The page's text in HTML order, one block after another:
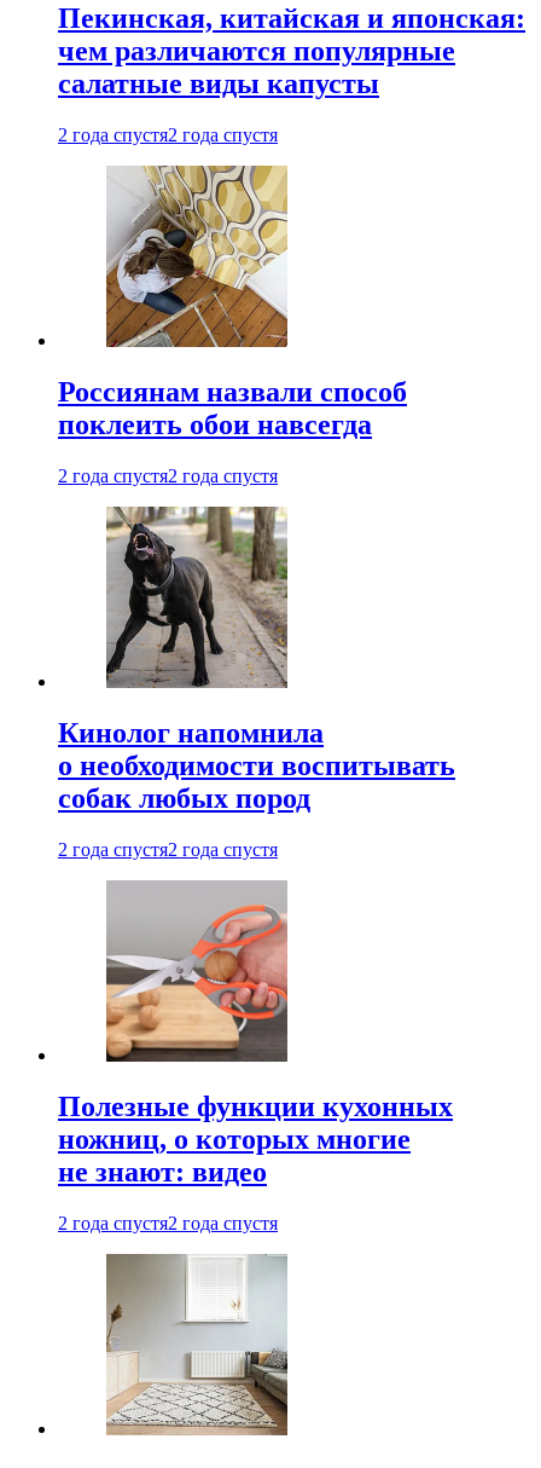
Пекинская, китайская и японская:
чем различаются популярные
салатные виды капусты
2 года спустя2 года спустя
Россиянам назвали способ
поклеить обои навсегда
2 года спустя2 года спустя
Кинолог напомнила
о необходимости воспитывать
собак любых пород
2 года спустя2 года спустя
Полезные функции кухонных
ножниц, о которых многие
не знают: видео
2 года спустя2 года спустя